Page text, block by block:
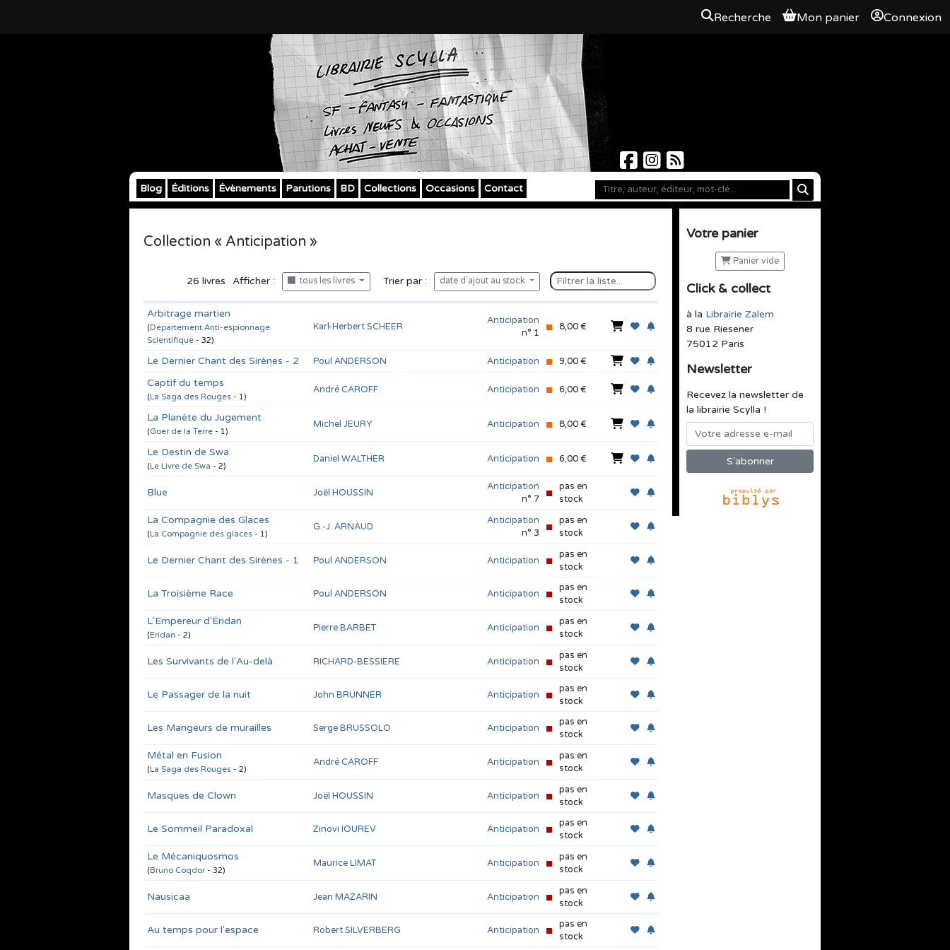
Recherche Mon panier Connexion
Blog Éditions Évènements Parutions BD Collections Occasions Contact
Votre panier
Panier vide
Click & collect
à la Librairie Zalem
8 rue Riesener
75012 Paris
Newsletter
Recevez la newsletter de
la librairie Scylla !
Collection « Anticipation »
26 livres Afficher : tous les livres Trier par : date d'ajout au stock
Arbitrage martien
(Département Anti-espionnage
Scientifique - 32)
Karl-Herbert SCHEER
Anticipation
n° 1
8,00 €
Le Dernier Chant des Sirènes - 2 Poul ANDERSON Anticipation 9,00 €
Captif du temps
(La Saga des Rouges - 1)
André CAROFF Anticipation 6,00 €
La Planète du Jugement
(Goer de la Terre - 1)
Michel JEURY Anticipation 8,00 €
Le Destin de Swa
(Le Livre de Swa - 2)
Daniel WALTHER Anticipation 6,00 €
Blue Joël HOUSSIN
Anticipation
n° 7
pas en
stock
La Compagnie des Glaces
(La Compagnie des glaces - 1)
G.-J. ARNAUD
Anticipation
n° 3
pas en
stock
Le Dernier Chant des Sirènes - 1 Poul ANDERSON Anticipation
pas en
stock
La Troisième Race Poul ANDERSON Anticipation
pas en
stock
L'Empereur d'Éridan
(Eridan - 2)
Pierre BARBET Anticipation
pas en
stock
Les Survivants de l'Au-delà RICHARD-BESSIERE Anticipation
pas en
stock
Le Passager de la nuit John BRUNNER Anticipation
pas en
stock
Les Mangeurs de murailles Serge BRUSSOLO Anticipation
pas en
stock
Métal en Fusion
(La Saga des Rouges - 2)
André CAROFF Anticipation
pas en
stock
Masques de Clown Joël HOUSSIN Anticipation
pas en
stock
Le Sommeil Paradoxal Zinovi IOUREV Anticipation
pas en
stock
Le Mécaniquosmos
(Bruno Coqdor- 32)
Maurice LIMAT Anticipation
pas en
stock
Nausicaa Jean MAZARIN Anticipation
pas en
stock
Au temps pour l'espace Robert SILVERBERG Anticipation
pas en
stock